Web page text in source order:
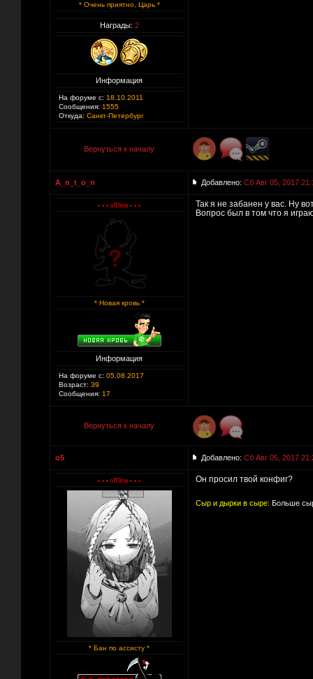
* Очень приятно, Царь *
Награды: 2
Информация
На форуме с: 18.10.2011
Сообщения: 1555
Откуда: Санкт-Петербург
Вернуться к началу
A_n_t_o_n Добавлено: Сб Авг 05, 2017
* Новая кровь *
Информация
На форуме с: 05.08.2017
Возраст: 39
Сообщения: 17
Так я не забанен у вас. Ну
Вопрос был в том что я
Вернуться к началу
o5 Добавлено: Сб Авг 05, 2017
* Бан по ассисту *
Он просил твой конфиг?
Сыр и дырки в сыре: Больше